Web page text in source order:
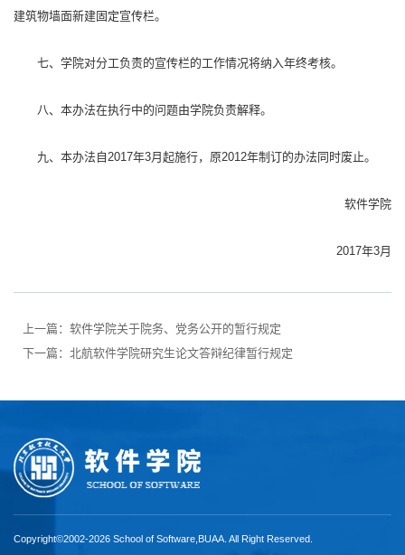
建筑物墙面新建固定宣传栏。
七、学院对分工负责的宣传栏的工作情况将纳入年终考核。
八、本办法在执行中的问题由学院负责解释。
九、本办法自2017年3月起施行，原2012年制订的办法同时废止。
软件学院
2017年3月
上一篇： 软件学院关于院务、党务公开的暂行规定
下一篇： 北航软件学院研究生论文答辩纪律暂行规定
Copyright©2002-2026 School of Software,BUAA. All Right Reserved.